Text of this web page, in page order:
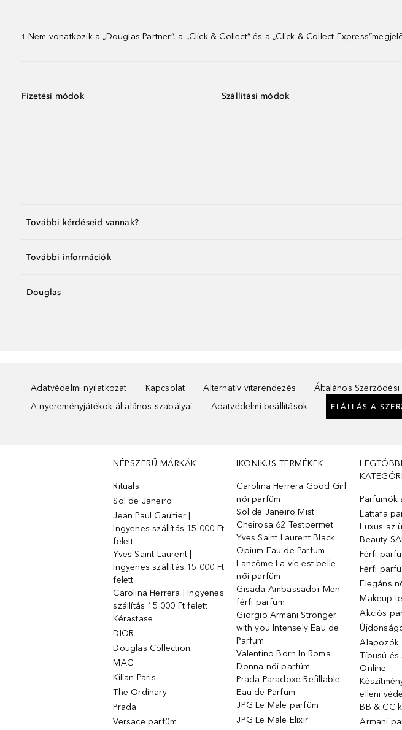
1 Nem vonatkozik a „Douglas Partner”, a „Click & Collect” és a „Click & Collect
Fizetési módok Szállítási módok
További kérdéseid vannak?
További információk
Douglas
Adatvédelmi nyilatkozat Kapcsolat Alternatív vitarendezés
Általános Szerződési
A nyereményjátékok általános szabályai
Adatvédelmi beállítások ELÁLLÁS A
NÉPSZERŰ MÁRKÁK
Rituals
Sol de Janeiro
Jean Paul Gaultier |
Ingyenes szállítás 15 000 Ft
felett
Yves Saint Laurent |
Ingyenes szállítás 15 000 Ft
felett
Carolina Herrera | Ingyenes
szállítás 15 000 Ft felett
Kérastase
DIOR
Douglas Collection
MAC
Kilian Paris
The Ordinary
Prada
Versace parfüm
IKONIKUS TERMÉKEK
Carolina Herrera Good Girl
női parfüm
Sol de Janeiro Mist
Cheirosa 62 Testpermet
Yves Saint Laurent Black
Opium Eau de Parfum
Lancôme La vie est belle
női parfüm
Gisada Ambassador Men
férfi parfüm
Giorgio Armani Stronger
with you Intensely Eau de
Parfum
Valentino Born In Roma
Donna női parfüm
Prada Paradoxe Refillable
Eau de Parfum
JPG Le Male parfüm
JPG Le Male Elixir
Parfümök
Lattafa
Luxus az
Beauty
Férfi
Férfi
Elegáns
Makeup
Akciós
Típusú és
Online
elleni
BB & CC
Armani